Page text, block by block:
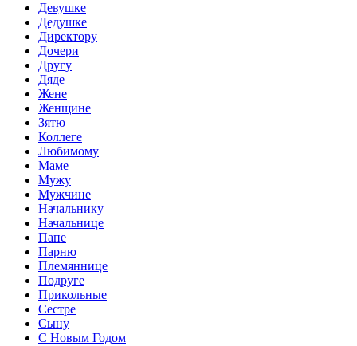
Девушке
Дедушке
Директору
Дочери
Другу
Дяде
Жене
Женщине
Зятю
Коллеге
Любимому
Маме
Мужу
Мужчине
Начальнику
Начальнице
Папе
Парню
Племяннице
Подруге
Прикольные
Сестре
Сыну
С Новым Годом